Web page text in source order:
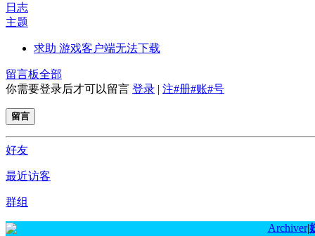
日志
主题
求助 游戏客户端无法下载
留言板全部
你需要登录后才可以留言 登录 | 注#册#账#号
留言
好友
最近访客
群组
Archiver|